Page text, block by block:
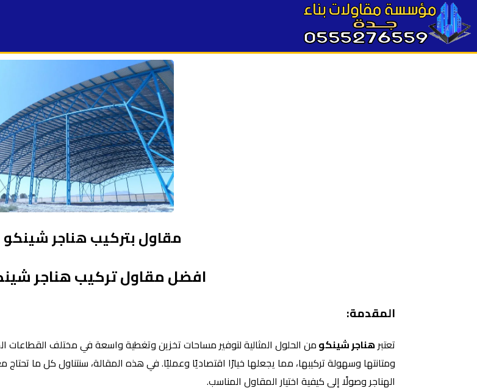
مقاول بتركيب هناجر
افضل مقاول تركيب هناجر
المقدمة:
تعتبرهناجر شينكومن الحلول المثالية لتوفير مساحات تخزين وتغطية واسعة في مختلف القطاعات
ومتانتها وسهولة تركيبها، مما يجعلها خيارًا اقتصاديًا وعمليًا. في هذه المقالة، سنتناول كل ما
الهناجر وصولًا إلى كيفية اختيار المقاول المناسب.